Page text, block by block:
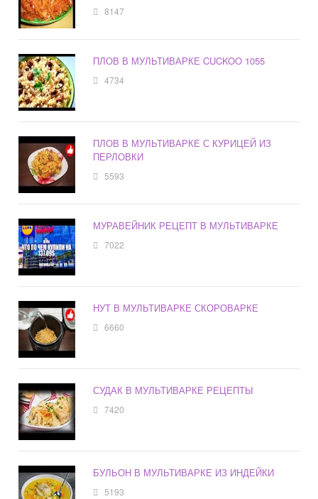
8147
ПЛОВ В МУЛЬТИВАРКЕ CUCKOO 1055
4734
ПЛОВ В МУЛЬТИВАРКЕ С КУРИЦЕЙ ИЗ
ПЕРЛОВКИ
5593
МУРАВЕЙНИК РЕЦЕПТ В МУЛЬТИВАРКЕ
7022
НУТ В МУЛЬТИВАРКЕ СКОРОВАРКЕ
6660
СУДАК В МУЛЬТИВАРКЕ РЕЦЕПТЫ
7420
БУЛЬОН В МУЛЬТИВАРКЕ ИЗ ИНДЕЙКИ
5193